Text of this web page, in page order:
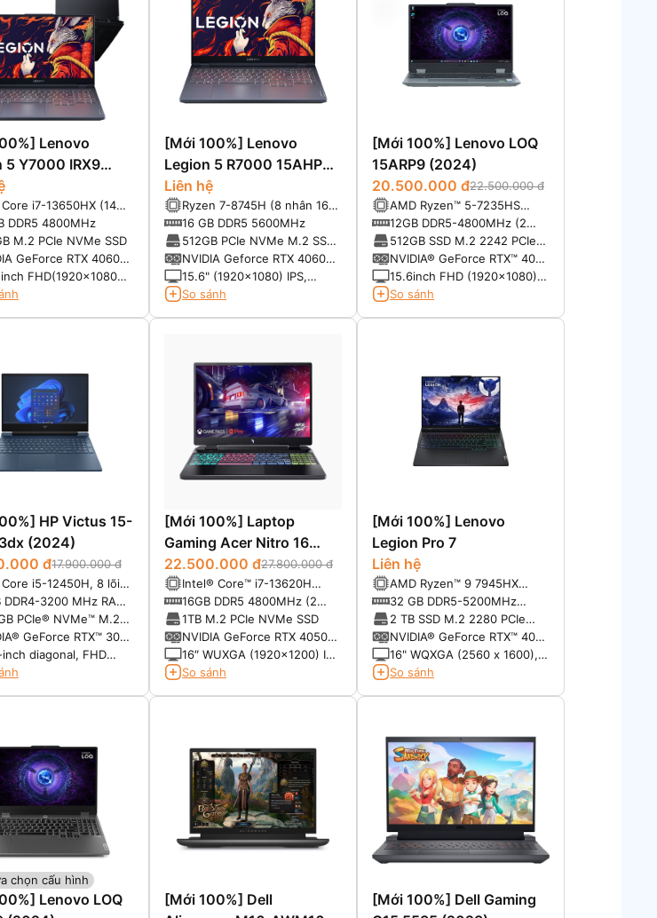
Lenovo
5 Y7000 IRX9
i7-13650HX (14
20 Threads, P-core
4.9GHz, E-core up to
36MB Cache)
DDR5 4800MHz
M.2 PCIe NVMe SSD
GeForce RTX 4060
(140W)
FHD(1920x1080
144Hz, 100%
[Mới 100%] Lenovo
Legion 5 R7000 15AHP9
(2024)
Liên hệ
Ryzen 7-8745H (8 nhân 16
luồng, tần số cơ bản
3.8GHz, có thể đạt tới
4.9GHz với turbo boost, bộ
nhớ đệm 8MB L2 / 16MB L3,
4nm, TDP 35-54W)
16 GB DDR5 5600MHz
512GB PCIe NVMe M.2 SSD
Gen 4
NVIDIA Geforce RTX 4060
8GB GDDR6 (125W)
15.6" (1920x1080) IPS,
300nits, 100% sRGB, 144Hz
So sánh
[Mới 100%] Lenovo LOQ
15ARP9 (2024)
20.500.000 đ22.500.000 đ
AMD Ryzen™ 5-7235HS
(3.20GHz up to 4.20GHz,
8MB Cache)
12GB DDR5-4800MHz (2
slots, up to 32GB)
512GB SSD M.2 2242 PCIe®
4.0x4 NVMe®
NVIDIA® GeForce RTX™ 4050
6GB GDDR6
15.6inch FHD (1920x1080)
IPS, 300nits, Anti-glare,
So sánh
HP Victus 15-
(2024)
đ17.900.000 đ
i5-12450H, 8 lõi
max turbo
DDR4-3200 MHz RAM
GB)PCIe® NVMe™ M.2
GeForce RTX™ 3050
GPU (4 GB GDDR6
diagonal, FHD
x 1080), 144 Hz, IPS,
[Mới 100%] Laptop
Gaming Acer Nitro 16
(2023)
22.500.000 đ27.800.000 đ
Intel® Core™ i7-13620H
(2.40GHz up to 4.90GHz,
24MB Cache)
16GB DDR5 4800MHz (2
khe, tối đa 32GB)
1TB M.2 PCIe NVMe SSD
NVIDIA GeForce RTX 4050
with 6 GB
16″ WUXGA (1920×1200) IPS
165Hz, 100% sRGB, 400 nits
So sánh
[Mới 100%] Lenovo
Legion Pro 7
Liên hệ
AMD Ryzen™ 9 7945HX
Processor (2.50 GHz up to
5.40 GHz)
32 GB DDR5-5200MHz
(SODIMM) - (2 x 16 GB)
2 TB SSD M.2 2280 PCIe
Gen4 TLC (2 x 1 TB)
NVIDIA® GeForce RTX™ 4080
Laptop GPU 12GB GDDR6
16" WQXGA (2560 x 1600),
IPS, Anti-Glare, Non-Touch,
So sánh
chọn cấu hình
Lenovo LOQ
[Mới 100%] Dell
[Mới 100%] Dell Gaming